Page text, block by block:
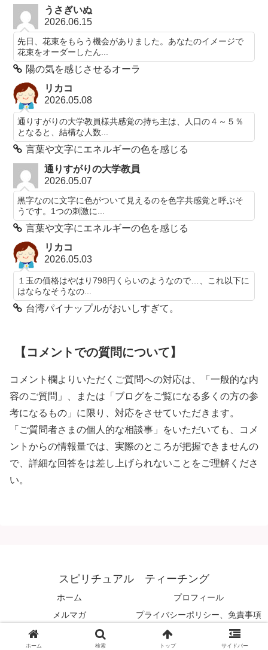
うさぎいぬ
2026.06.15
先日、花束をもらう機会がありました。あなたのイメージで
花束をオーダーしたん...
陽の気を感じさせるオーラ
リカコ
2026.05.08
通りすがりの大学教員様共感覚の持ち主は、人口の４～５％
となると、結構な人数...
言葉や文字にエネルギーの色を感じる
通りすがりの大学教員
2026.05.07
黒字なのに文字に色がついて見えるのを色字共感覚と呼ぶそ
うです。1つの刺激に...
言葉や文字にエネルギーの色を感じる
リカコ
2026.05.03
１玉の価格はやはり798円くらいのようなので…、これ以下に
はならなそうなの...
台湾パイナップルがおいしすぎて。
【コメントでの質問について】
コメント欄よりいただくご質問への対応は、「一般的な内
容のご質問」、または「ブログをご覧になる多くの方の参
考になるもの」に限り、対応をさせていただきます。
「ご質問者さまの個人的な相談事」をいただいても、コメ
ントからの情報量では、実際のところが把握できませんの
で、詳細な回答をは差し上げられないことをご理解くださ
い。
スピリチュアル ティーチング
ホーム
プロフィール
メルマガ
プライバシーポリシー、免責事項
© 2008 スピリチュアル ティーチング.
ホーム 検索 トップ サイドバー